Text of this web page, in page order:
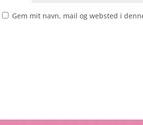
Gem mit navn, mail og websted i